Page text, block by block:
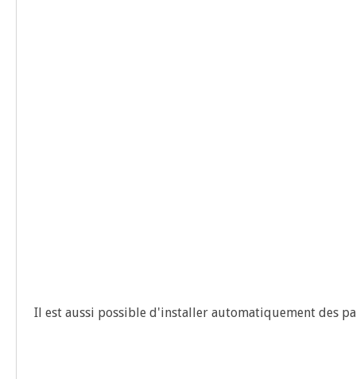
Il est aus­si pos­sible d'installer auto­ma­ti­que­ment des